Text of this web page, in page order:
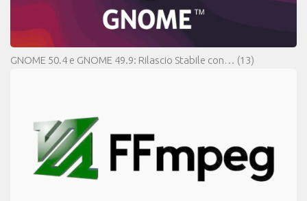
GNOME 50.4 e GNOME 49.9: Rilascio Stabile con… (13)